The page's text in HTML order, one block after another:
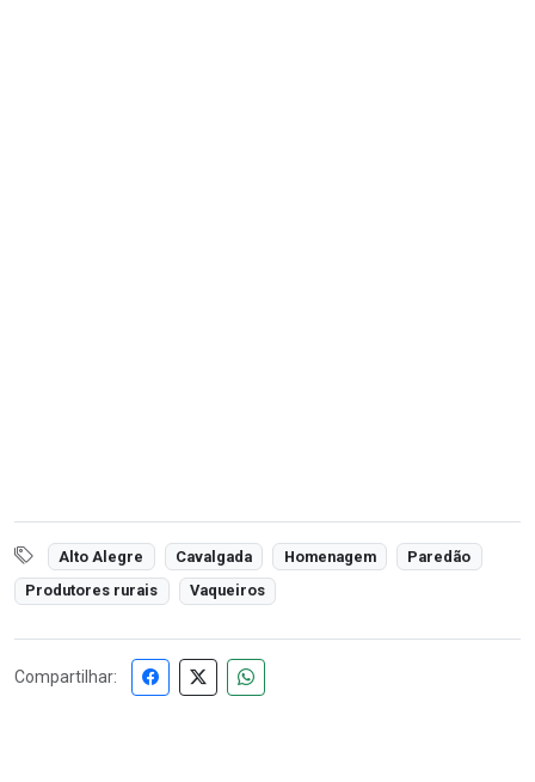
Alto Alegre Cavalgada Homenagem
Paredão
Produtores rurais
Vaqueiros
Compartilhar: